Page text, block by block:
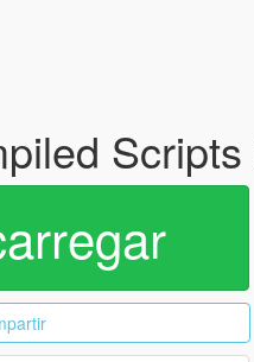
Scripts